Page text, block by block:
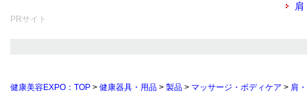
PRサイト
健康美容EXPO：TOP > 健康器具・用品 > 製品 > マッサージ・ボディケア > 肩